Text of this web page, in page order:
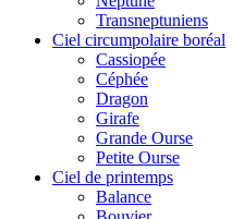
Transneptuniens
Ciel circumpolaire boréal
Cassiopée
Céphée
Dragon
Girafe
Grande Ourse
Petite Ourse
Ciel de printemps
Balance